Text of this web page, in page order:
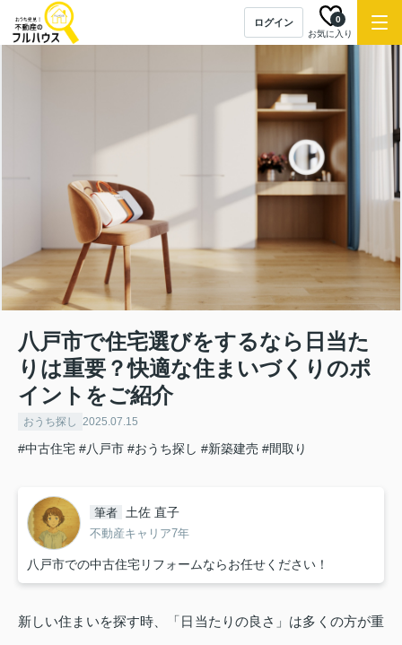
ログイン
お気に入り
0
八戸市で住宅選びをするなら日当た
りは重要？快適な住まいづくりのポ
イントをご紹介
おうち探し 2025.07.15
#中古住宅 #八戸市 #おうち探し #新築建売 #間取り
筆者 土佐 直子
不動産キャリア7年
八戸市での中古住宅リフォームならお任せください！
新しい住まいを探す時、「日当たりの良さ」は多くの方が重